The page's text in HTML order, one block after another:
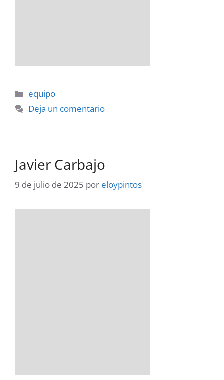
Categorías
equipo
Deja un comentario
Javier Carbajo
9 de julio de 2025 por eloypintos